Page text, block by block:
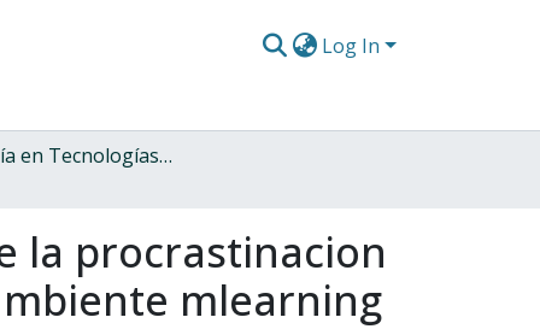
Log In
Maestría en Tecnologías de la Información aplicadas a la Educación
la procrastinacion
mlearning